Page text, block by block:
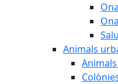
Animals